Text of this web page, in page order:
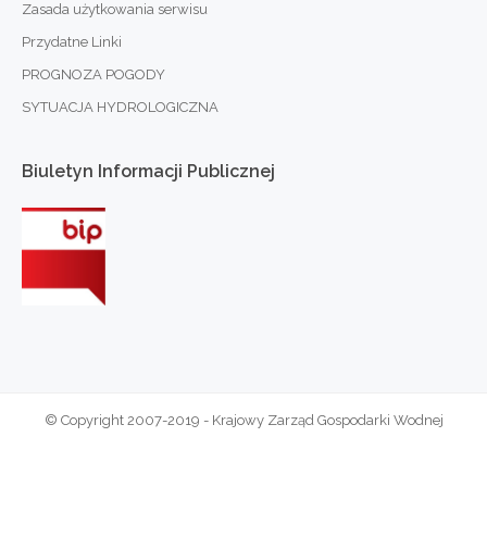
Zasada użytkowania serwisu
Przydatne Linki
PROGNOZA POGODY
SYTUACJA HYDROLOGICZNA
Biuletyn Informacji Publicznej
© Copyright 2007-2019 - Krajowy Zarząd Gospodarki Wodnej